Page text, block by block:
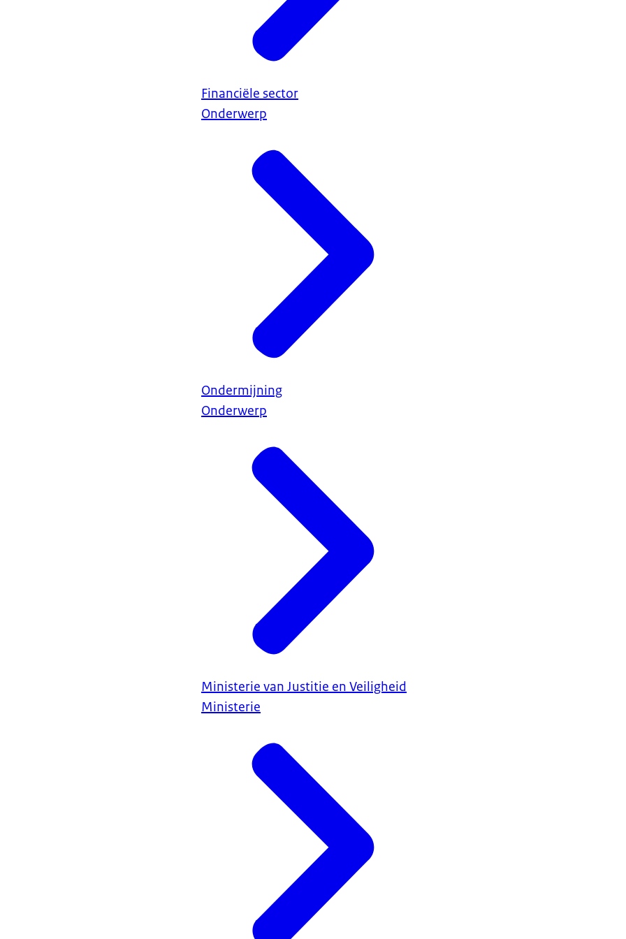
Financiële sector
Onderwerp
Ondermijning
Onderwerp
Ministerie van Justitie en Veiligheid
Ministerie